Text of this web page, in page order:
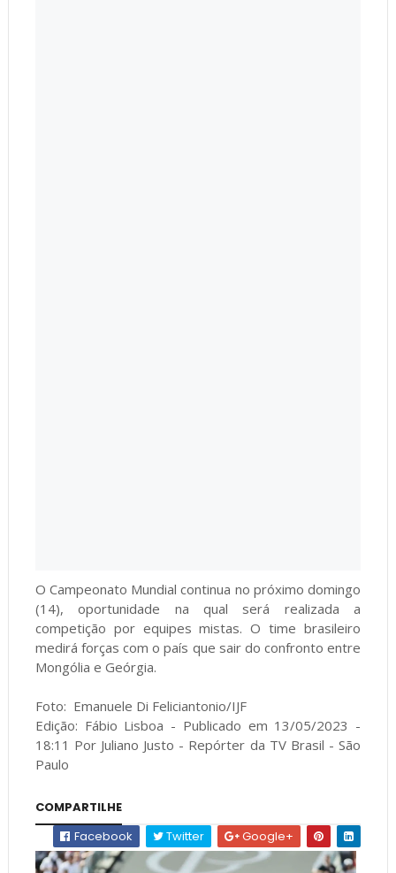
O Campeonato Mundial continua no próximo domingo
(14), oportunidade na qual será realizada a
competição por equipes mistas. O time brasileiro
medirá forças com o país que sair do confronto entre
Mongólia e Geórgia.
Foto: Emanuele Di Feliciantonio/IJF
Edição: Fábio Lisboa - Publicado em 13/05/2023 -
18:11 Por Juliano Justo - Repórter da TV Brasil - São
Paulo
COMPARTILHE
Facebook
Twitter Google+